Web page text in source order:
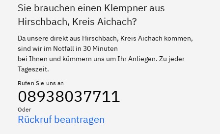
Sie brauchen einen Klempner aus
Hirschbach, Kreis Aichach?
Da unsere direkt aus Hirschbach, Kreis Aichach kommen,
sind wir im Notfall in 30 Minuten
bei Ihnen und kümmern uns um Ihr Anliegen. Zu jeder
Tageszeit.
Rufen Sie uns an
08938037711
Oder
Rückruf beantragen